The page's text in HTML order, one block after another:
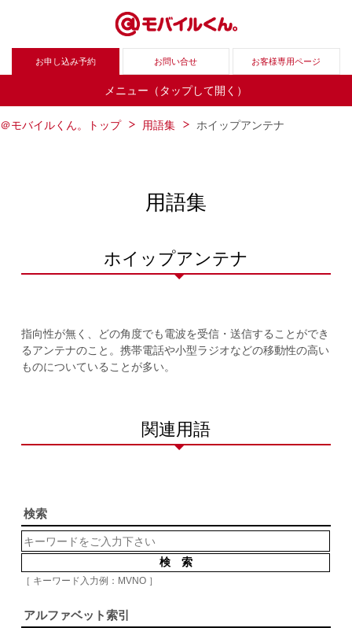
お申し込み予約 お問い合せ お客様専用ページ
メニュー（タップして開く）
＠モバイルくん。トップ 用語集 ホイップアンテナ
用語集
ホイップアンテナ
指向性が無く、どの角度でも電波を受信・送信することができ
るアンテナのこと。携帯電話や小型ラジオなどの移動性の高い
ものについていることが多い。
関連用語
検索
［ キーワード入力例：MVNO ］
アルファベット索引